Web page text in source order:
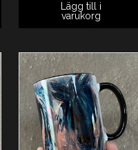
Lägg till i
varukorg